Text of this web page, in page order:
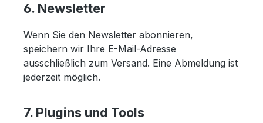
6. Newsletter
Wenn Sie den Newsletter abonnieren,
speichern wir Ihre E-Mail-Adresse
ausschließlich zum Versand. Eine Abmeldung ist
jederzeit möglich.
7. Plugins und Tools